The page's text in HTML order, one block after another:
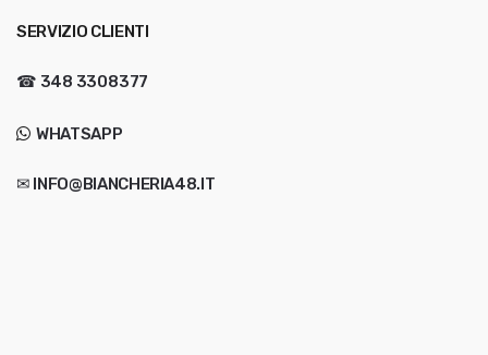
SERVIZIO CLIENTI
☎ 348 3308377
WHATSAPP
✉ INFO@BIANCHERIA48.IT